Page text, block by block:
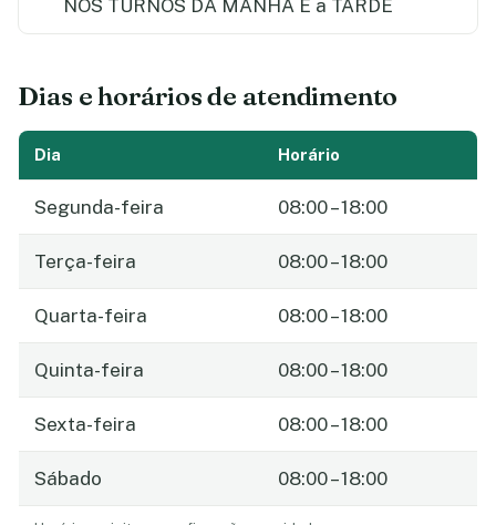
NOS TURNOS DA MANHA E a TARDE
Dias e horários de atendimento
Dia Horário
Segunda-feira 08:00 – 18:00
Terça-feira 08:00 – 18:00
Quarta-feira 08:00 – 18:00
Quinta-feira 08:00 – 18:00
Sexta-feira 08:00 – 18:00
Sábado 08:00 – 18:00